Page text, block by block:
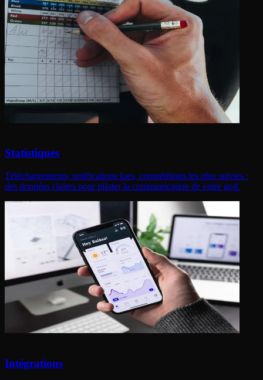
Statistiques
Téléchargements, notifications lues, compétitions les plus suivies :
des données claires pour piloter la communication de votre golf.
Intégrations